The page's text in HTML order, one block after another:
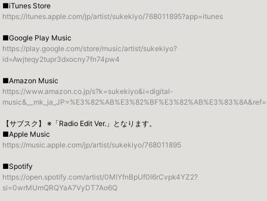
■iTunes Store
https://itunes.apple.com/jp/artist/sukekiyo/768011895?app=itunes
■Google Play Music
https://play.google.com/store/music/artist/sukekiyo?
id=Awjteqy2tupr3dxocny7fn74pw4
■Amazon Music
https://www.amazon.co.jp/s?k=sukekiyo&i=digital-
【サブスク】 ※「Radio Edit Ver.」となります。
■Apple Music
https://music.apple.com/jp/artist/sukekiyo/768011895
■Spotify
https://open.spotify.com/artist/0MIYfnBpUf0l6rCvpk4YZ2?
si=0wrMUmQRQYaA7VyDT7Ao6Q